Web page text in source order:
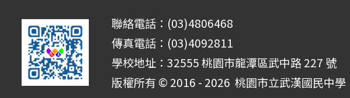
聯絡電話：(03)4806468
傳真電話：(03)4092811
學校地址：32555 桃園市龍潭區武中路 227 號
版權所有 © 2016 - 2026 桃園市立武漢國民中學